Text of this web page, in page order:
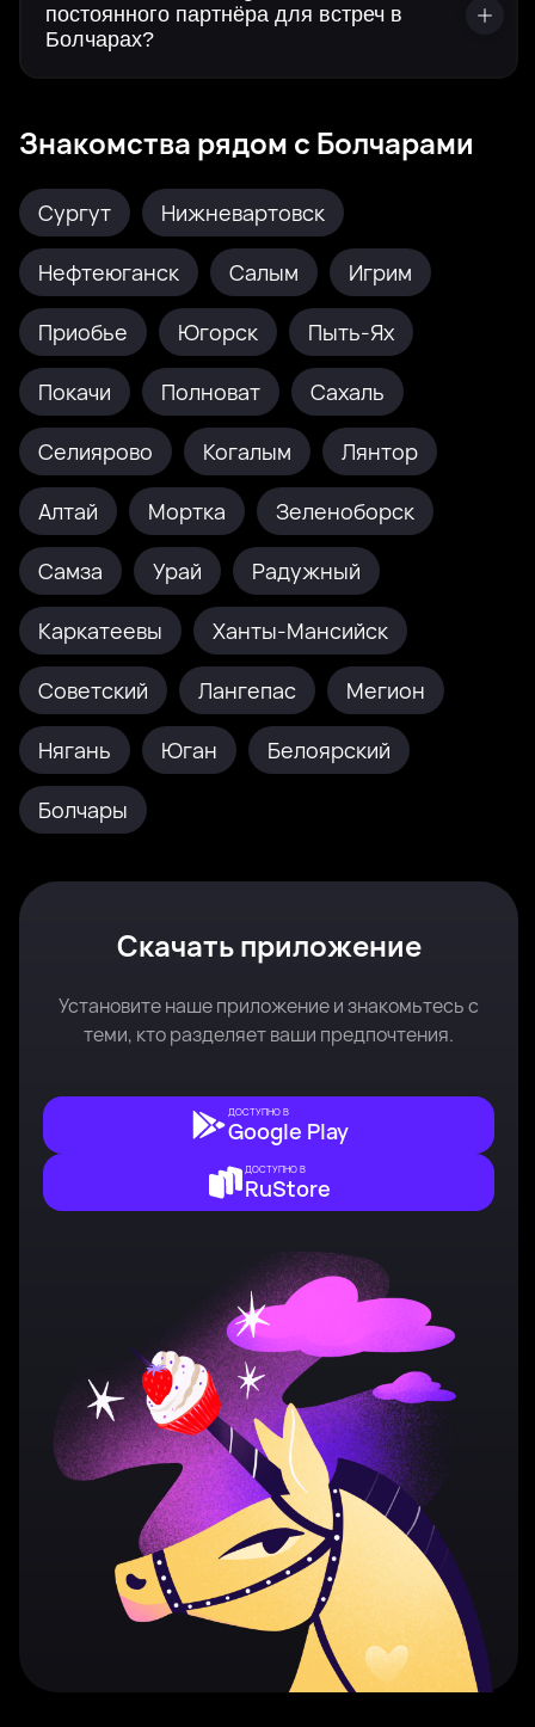
постоянного партнёра для встреч в
Болчарах?
Знакомства рядом с Болчарами
Сургут Нижневартовск
Нефтеюганск Салым Игрим
Приобье Югорск Пыть-Ях
Покачи Полноват Сахаль
Селиярово Когалым Лянтор
Алтай Мортка Зеленоборск
Самза Урай Радужный
Каркатеевы Ханты-Мансийск
Советский Лангепас Мегион
Нягань Юган Белоярский
Болчары
Скачать приложение
Установите наше приложение и знакомьтесь с
теми, кто разделяет ваши предпочтения.
ДОСТУПНО В
Google Play
ДОСТУПНО В
RuStore